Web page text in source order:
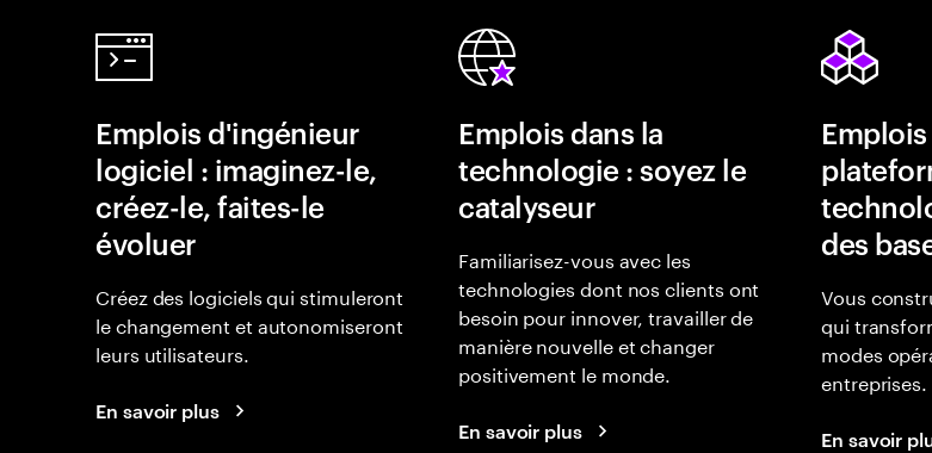
Emplois d'ingénieur
logiciel : imaginez-le,
créez-le, faites-le
évoluer
Créez des logiciels qui stimuleront
le changement et autonomiseront
leurs utilisateurs.
En savoir plus
Emplois dans la
technologie : soyez le
catalyseur
Familiarisez-vous avec les
technologies dont nos clients ont
besoin pour innover, travailler de
manière nouvelle et changer
positivement le monde.
En savoir plus
des
Vous
qui
modes
entreprises.
En savoir